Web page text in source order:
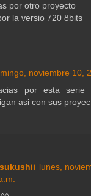
por otro proyecto
la versio 720 8bits
noviembre 10,
por esta
asi con sus
lunes,